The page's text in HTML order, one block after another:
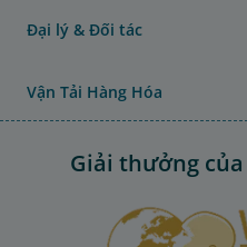
Đại lý & Đối tác
Vận Tải Hàng Hóa
Giải thưởng